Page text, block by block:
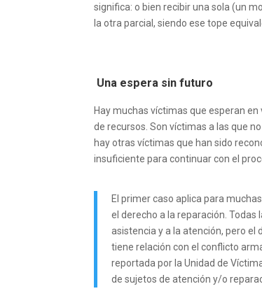
significa: o bien recibir una sola (un
la otra parcial, siendo ese tope
Una espera sin futuro
Hay muchas víctimas que esperan
de recursos. Son víctimas a las que
hay otras víctimas que han sido
insuficiente para continuar con el
El primer caso aplica para
el derecho a la reparación.
asistencia y a la atención, pero
tiene relación con el conflicto
reportada por la Unidad de
de sujetos de atención y/o